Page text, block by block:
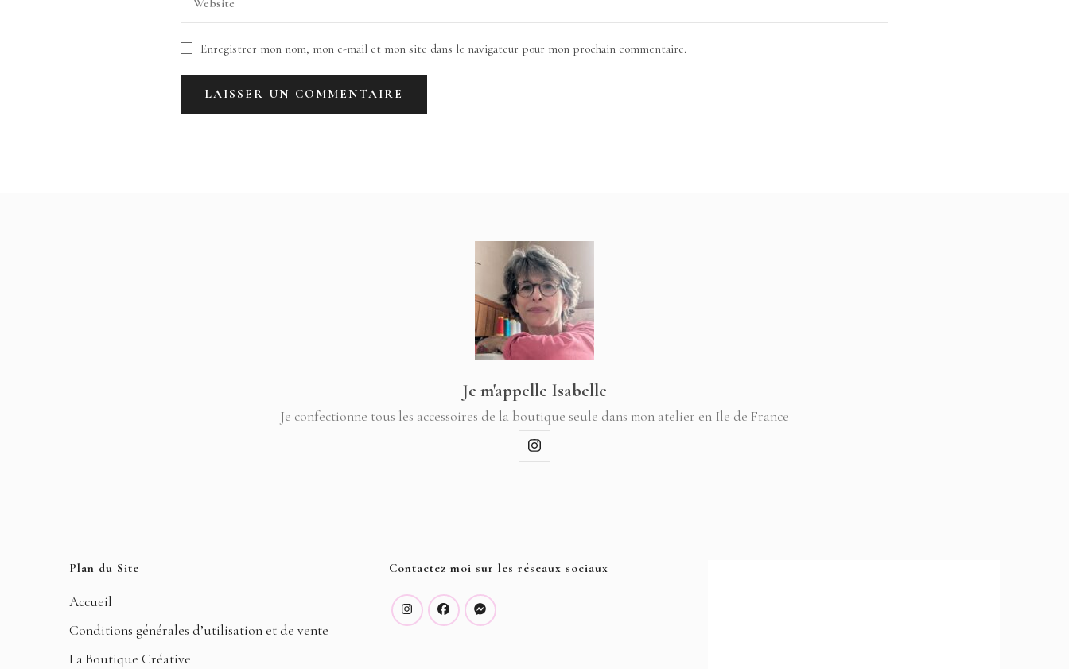
Enregistrer mon nom, mon e-mail et mon site dans le navigateur pour mon prochain commentaire.
Je m'appelle Isabelle
Je confectionne tous les accessoires de la boutique seule dans mon atelier en Ile de France
Plan du Site
Accueil
Conditions générales d’utilisation et de vente
La Boutique Créative
Contactez moi sur les réseaux sociaux